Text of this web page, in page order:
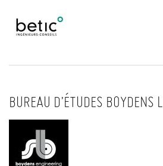
BUREAU D’ÉTUDES BOYDENS